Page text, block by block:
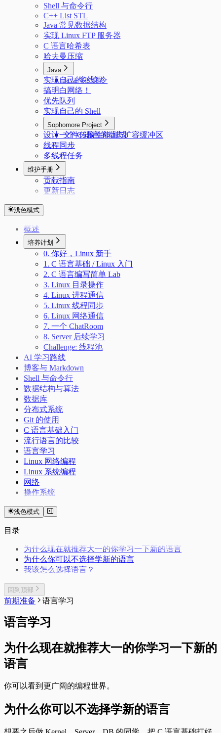
Shell 与命令行
C++ List STL
Java 常见数据结构
实现 Linux FTP 服务器
C 语言哈希表
哈夫曼压缩
Java
Java 多线程
实现自己的 ls 命令
搞明白网络！
优先队列
实现自己的 Shell
Sophomore Project
文件传输性能测试
设计一个 C 语言的动态扩容缓冲区
线程同步
多线程任务
维护手册
贡献指南
更新日志
浅色模式
概述
培养计划
0. 你好，Linux 新手
1. C 语言基础 / Linux 入门
2. C 语言编写简单 Lab
3. Linux 目录操作
4. Linux 进程通信
5. Linux 线程同步
6. Linux 网络通信
7. 一个 ChatRoom
8. Server 后续学习
Challenge: 线程池
AI 学习路线
博客与 Markdown
Shell 与命令行
数据结构与算法
数据库
分布式系统
Git 的使用
C 语言基础入门
流行语言的比较
语言学习
Linux 网络编程
Linux 系统编程
网络
操作系统
浅色模式
目录
为什么现在就推荐大一的你学习一下新的语言
为什么你可以不选择学新的语言
我该怎么选择语言？
回到顶部
前期准备 语言学习
语言学习
为什么现在就推荐大一的你学习一下新的
语言
你可以看到更广阔的编程世界。
为什么你可以不选择学新的语言